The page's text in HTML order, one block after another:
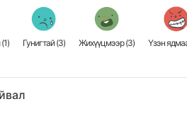
1) Гунигтай (3) Жихүүцмээр (3) Үзэн